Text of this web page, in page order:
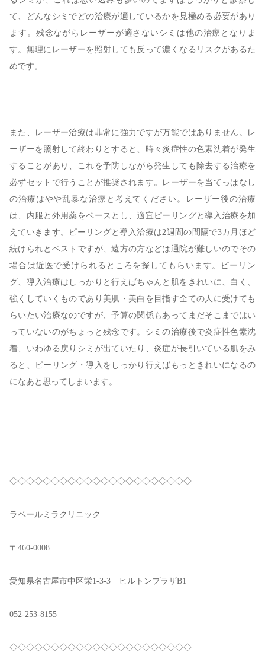
て、どんなシミでどの治療が適しているかを見極める必要があり
ます。残念ながらレーザーが適さないシミは他の治療となりま
す。無理にレーザーを照射しても反って濃くなるリスクがあるた
めです。
また、レーザー治療は非常に強力ですが万能ではありません。レ
ーザーを照射して終わりとすると、時々炎症性の色素沈着が発生
することがあり、これを予防しながら発生しても除去する治療を
必ずセットで行うことが推奨されます。レーザーを当てっぱなし
の治療はやや乱暴な治療と考えてください。レーザー後の治療
は、内服と外用薬をベースとし、適宜ピーリングと導入治療を加
えていきます。ピーリングと導入治療は2週間の間隔で3カ月ほど
続けられとベストですが、遠方の方などは通院が難しいのでその
場合は近医で受けられるところを探してもらいます。ピーリン
グ、導入治療はしっかりと行えばちゃんと肌をきれいに、白く、
強くしていくものであり美肌・美白を目指す全ての人に受けても
らいたい治療なのですが、予算の関係もあってまだそこまではい
っていないのがちょっと残念です。シミの治療後で炎症性色素沈
着、いわゆる戻りシミが出ていたり、炎症が長引いている肌をみ
ると、ピーリング・導入をしっかり行えばもっときれいになるの
になあと思ってしまいます。
◇◇◇◇◇◇◇◇◇◇◇◇◇◇◇◇◇◇◇◇◇◇
ラベールミラクリニック
〒460-0008
愛知県名古屋市中区栄1-3-3 ヒルトンプラザB1
052-253-8155
◇◇◇◇◇◇◇◇◇◇◇◇◇◇◇◇◇◇◇◇◇◇